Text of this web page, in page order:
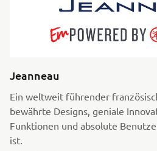
Jeanneau
Ein weltweit führender
bewährte Designs, geniale
Funktionen und absolute
ist.